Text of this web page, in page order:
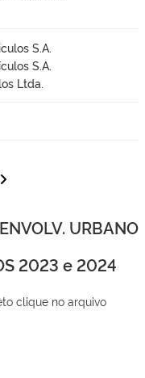
S.A.
S.A.
Ltda.
URBANO
2023 e 2024
clique no arquivo